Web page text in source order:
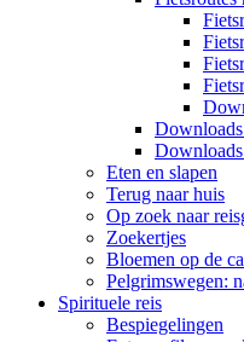
Eten en slapen
Terug naar huis
Op zoek naar
Zoekertjes
Bloemen op de
Pelgrimswegen:
Spirituele reis
Bespiegelingen